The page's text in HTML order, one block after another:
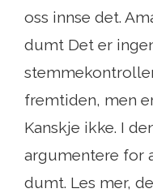
oss innse det.
dumt Det er
fremtiden, men
Kanskje ikke. I
argumentere for
dumt. Les mer,